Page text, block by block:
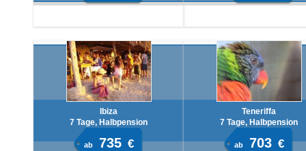
Ibiza
7 Tage, Halbpension
ab 735 €
Teneriffa
7 Tage, Halbpension
ab 703 €